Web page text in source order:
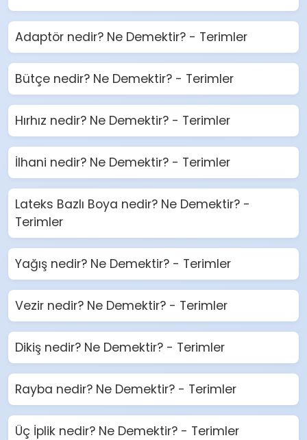
Adaptör nedir? Ne Demektir? - Terimler
Bütçe nedir? Ne Demektir? - Terimler
Hırhız nedir? Ne Demektir? - Terimler
İlhani nedir? Ne Demektir? - Terimler
Lateks Bazlı Boya nedir? Ne Demektir? -
Terimler
Yağış nedir? Ne Demektir? - Terimler
Vezir nedir? Ne Demektir? - Terimler
Dikiş nedir? Ne Demektir? - Terimler
Rayba nedir? Ne Demektir? - Terimler
Üç İplik nedir? Ne Demektir? - Terimler